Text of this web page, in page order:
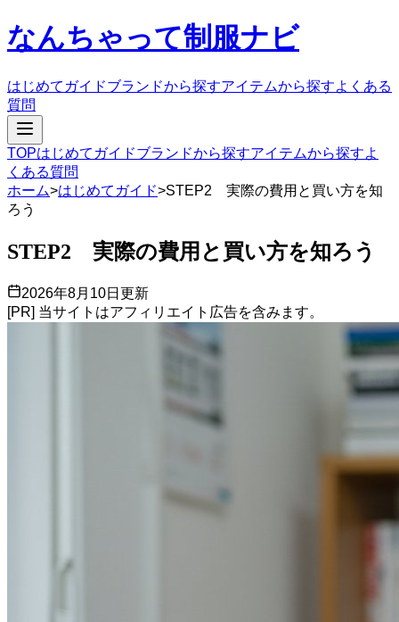
なんちゃって制服ナビ
はじめてガイドブランドから探すアイテムから探すよくある
質問
TOPはじめてガイドブランドから探すアイテムから探すよ
くある質問
ホーム>はじめてガイド>STEP2 実際の費用と買い方を知
ろう
STEP2 実際の費用と買い方を知ろう
2026年8月10日 更新
[PR] 当サイトはアフィリエイト広告を含みます。